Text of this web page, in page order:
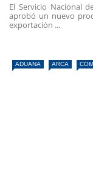
El Servicio Nacional
aprobó un nuevo
exportación ...
ADUANA ARCA